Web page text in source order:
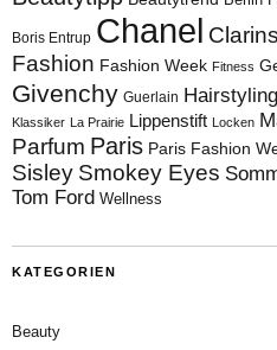
Boris Entrup Chanel Clarins
Fashion Fashion Week Fitness
Givenchy Guerlain Hairstyling
Klassiker La Prairie Lippenstift Locken
Parfum Paris Paris Fashion
Sisley Smokey Eyes
Tom Ford Wellness
KATEGORIEN
Beauty